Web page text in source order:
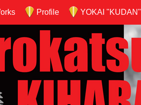
Profile YOKAI "KUDAN"